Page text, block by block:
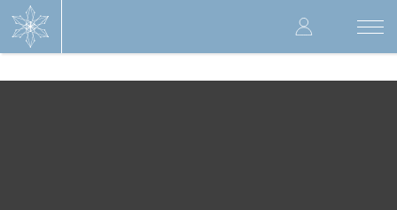
User
account
menu